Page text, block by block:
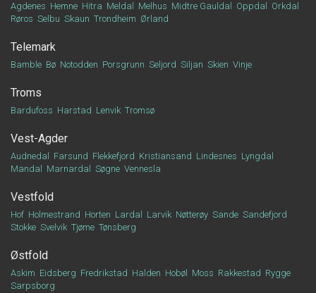
Agdenes Hemne Hitra Meldal Melhus Midtre Gauldal Oppdal
Orkdal
Røros Selbu Skaun Trondheim Ørland
Telemark
Bamble Bø Notodden Porsgrunn Seljord Siljan Skien Vinje
Troms
Bardufoss Harstad Lenvik Tromsø
Vest-Agder
Audnedal Farsund Flekkefjord Kristiansand Lindesnes Lyngdal
Mandal
Marnardal Søgne Vennesla
Vestfold
Hof Holmestrand Horten Lardal Larvik Nøtterøy Sande Sandefjord
Stokke Svelvik Tjøme Tønsberg
Østfold
Askim Eidsberg Fredrikstad Halden Hobøl Moss Rakkestad Rygge
Sarpsborg